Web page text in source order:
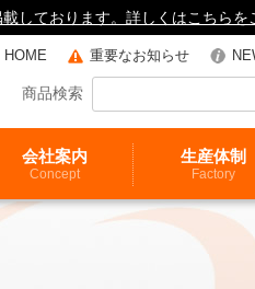
しております。詳しくはこちらを
HOME 重要なお知らせ
商品検索
会社案内
Concept
生産体制
Factory